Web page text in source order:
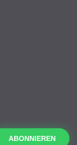
ABONNIEREN